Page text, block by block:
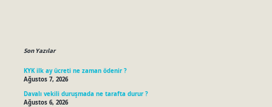
Son Yazılar
KYK ilk ay ücreti ne zaman ödenir ?
Ağustos 7, 2026
Davalı vekili duruşmada ne tarafta durur ?
Ağustos 6, 2026